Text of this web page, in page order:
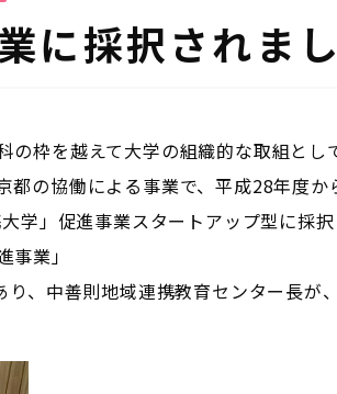
に採択されまし
の枠を越えて大学の組織的な取組と
の協働による事業で、平成28年度か
」促進事業スタートアップ型に採択
業」
、中善則地域連携教育センター長が